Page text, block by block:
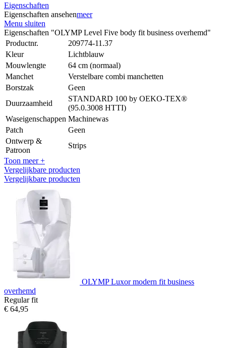
Eigenschaften
Eigenschaften ansehenmeer
Menu sluiten
Eigenschaften "OLYMP Level Five body fit business overhemd"
Productnr.
209774-11.37
Kleur
Lichtblauw
Mouwlengte
64 cm (normaal)
Manchet
Verstelbare combi manchetten
Borstzak
Geen
Duurzaamheid
STANDARD 100 by OEKO-TEX®
(95.0.3008 HTTI)
Waseigenschappen Machinewas
Patch
Geen
Ontwerp &
Patroon
Strips
Toon meer +
Vergelijkbare producten
Vergelijkbare producten
OLYMP Luxor modern fit business
overhemd
Regular fit
€ 64,95